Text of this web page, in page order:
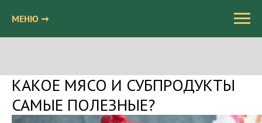
МЕНЮ ➞
КАКОЕ МЯСО И СУБПРОДУКТЫ
САМЫЕ ПОЛЕЗНЫЕ?